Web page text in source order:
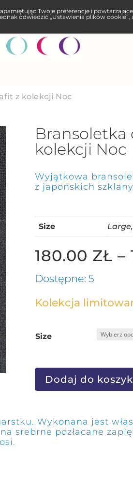
z kolekcji Noc
Bransoletka
kolekcji Noc
Wyjątkowa
z japońskich
Size
180.00 ZŁ –
Dostępne: 5
Kolekcja
Size
Dodaj do
Wykonana jest
srebrne pozłacane
Twoje preferencje i
odwiedzić „Ustawienia plików cookie”,